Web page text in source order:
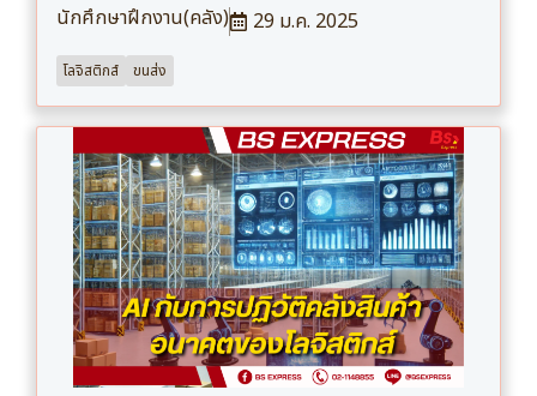
นักศึกษาฝึกงาน(คลัง)
29 ม.ค. 2025
โลจิสติกส์ ขนส่ง